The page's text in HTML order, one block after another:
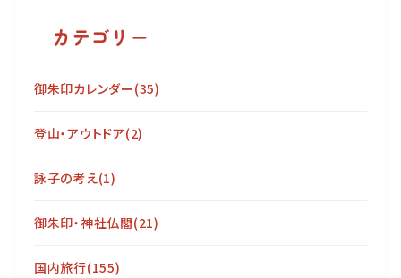
カテゴリー
御朱印カレンダー(35)
登山・アウトドア(2)
詠子の考え(1)
御朱印・神社仏閣(21)
国内旅行(155)